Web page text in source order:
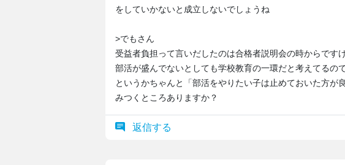
をしていかないと成立しないでしょうね
>でもさん
受益者負担って言いだしたのは合格者説明会の時からです
部活が盛んでないとしても学校教育の一環だと考えてるの
というかちゃんと「部活をやりたい子は止めておいた方が
みつくところありますか？
返信する